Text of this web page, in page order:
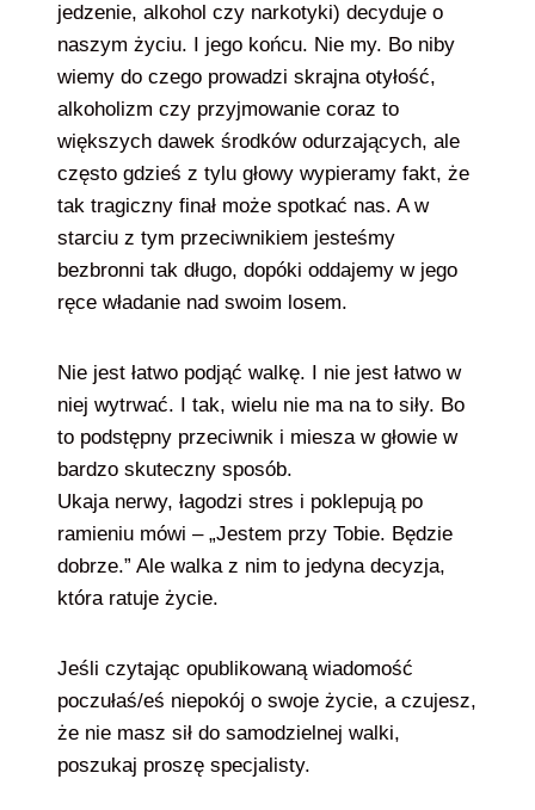
jedzenie, alkohol czy narkotyki) decyduje o
naszym życiu. I jego końcu. Nie my. Bo niby
wiemy do czego prowadzi skrajna otyłość,
alkoholizm czy przyjmowanie coraz to
większych dawek środków odurzających, ale
często gdzieś z tylu głowy wypieramy fakt, że
tak tragiczny finał może spotkać nas. A w
starciu z tym przeciwnikiem jesteśmy
bezbronni tak długo, dopóki oddajemy w jego
ręce władanie nad swoim losem.
Nie jest łatwo podjąć walkę. I nie jest łatwo w
niej wytrwać. I tak, wielu nie ma na to siły. Bo
to podstępny przeciwnik i miesza w głowie w
bardzo skuteczny sposób.
Ukaja nerwy, łagodzi stres i poklepują po
ramieniu mówi – „Jestem przy Tobie. Będzie
dobrze.” Ale walka z nim to jedyna decyzja,
która ratuje życie.
Jeśli czytając opublikowaną wiadomość
poczułaś/eś niepokój o swoje życie, a czujesz,
że nie masz sił do samodzielnej walki,
poszukaj proszę specjalisty.